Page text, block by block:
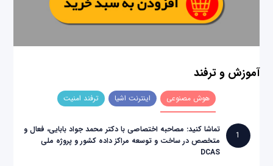
آموزش و ترفند
هوش مصنوعی اینترنت اشیا ترفند امنیت
1
تماشا کنید: مصاحبه اختصاصی با دکتر محمد جواد بابایی، فعال و
متخصص در ساخت و توسعه مراکز داده کشور و پروژه ملی
DCAS